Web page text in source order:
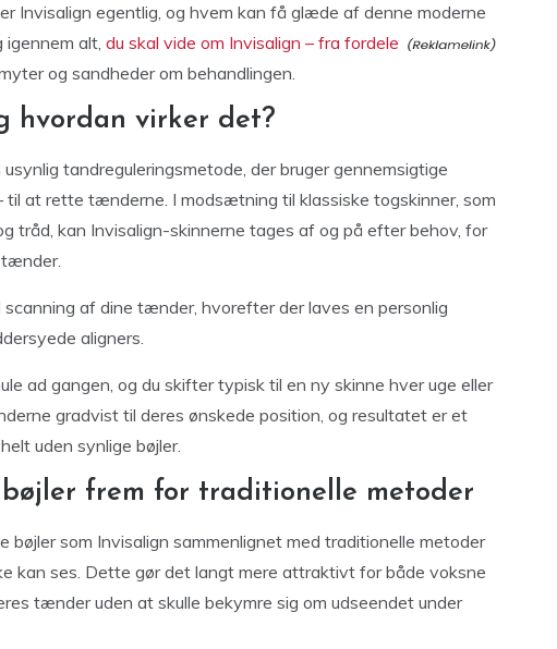
Invisalign egentlig, og hvem kan få glæde af denne moderne
igennem alt, du skal vide om Invisalign – fra fordele
og sandheder om behandlingen.
hvordan virker det?
tandreguleringsmetode, der bruger gennemsigtige
til at rette tænderne. I modsætning til klassiske togskinner, som
tråd, kan Invisalign-skinnerne tages af og på efter behov, for
tænder.
af dine tænder, hvorefter der laves en personlig
aligners.
ad gangen, og du skifter typisk til en ny skinne hver uge eller
gradvist til deres ønskede position, og resultatet er et
uden synlige bøjler.
frem for traditionelle metoder
bøjler som Invisalign sammenlignet med traditionelle metoder
kan ses. Dette gør det langt mere attraktivt for både voksne
tænder uden at skulle bekymre sig om udseendet under